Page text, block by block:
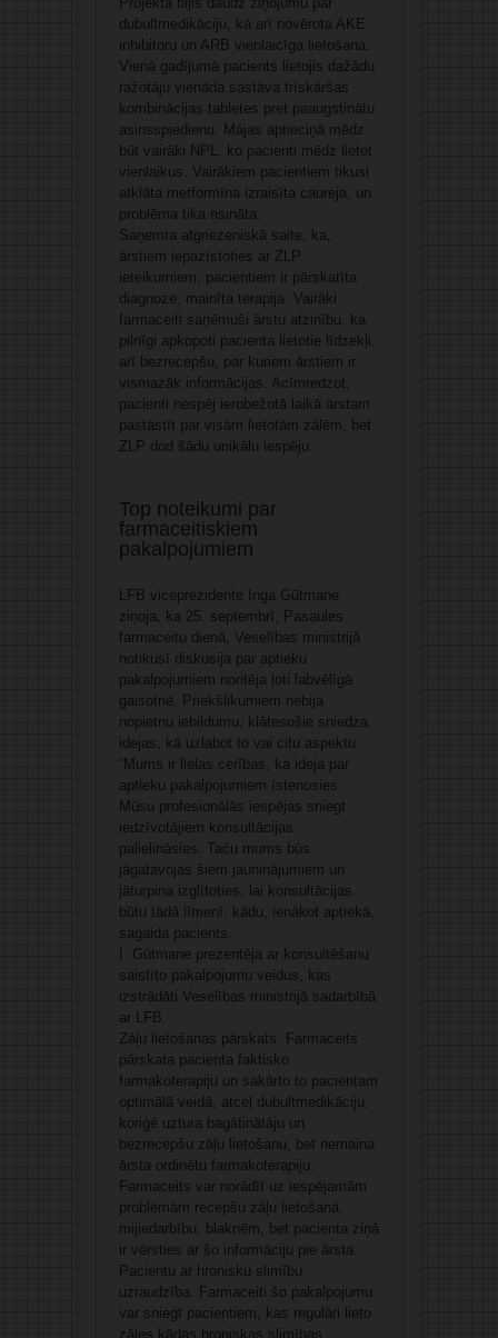
dubultmedikāciju, kā arī novērota AKE
inhibitoru un ARB vienlaicīga lietošana.
Vienā gadījumā pacients lietojis dažādu
ražotāju vienāda sastāva trīskāršas
kombinācijas tabletes pret paaugstinātu
asinsspiedienu. Mājas aptieciņā mēdz
būt vairāki NPL, ko pacienti mēdz lietot
vienlaikus. Vairākiem pacientiem tikusi
atklāta metformīna izraisīta caureja, un
problēma tika risināta.
Saņemta atgriezeniskā saite, ka,
ārstiem iepazīstoties ar ZLP
ieteikumiem, pacientiem ir pārskatīta
diagnoze, mainīta terapija. Vairāki
farmaceiti saņēmuši ārstu atzinību, ka
pilnīgi apkopoti pacienta lietotie līdzekļi,
arī bezrecepšu, par kuriem ārstiem ir
vismazāk informācijas. Acīmredzot,
pacienti nespēj ierobežotā laikā ārstam
pastāstīt par visām lietotām zālēm, bet
ZLP dod šādu unikālu iespēju.
Top noteikumi par
farmaceitiskiem
pakalpojumiem
LFB viceprezidente Inga Gūtmane
ziņoja, ka 25. septembrī, Pasaules
farmaceitu dienā, Veselības ministrijā
notikusī diskusija par aptieku
pakalpojumiem noritēja ļoti labvēlīgā
gaisotnē. Priekšlikumiem nebija
nopietnu iebildumu, klātesošie sniedza
idejas, kā uzlabot to vai citu aspektu.
“Mums ir lielas cerības, ka ideja par
aptieku pakalpojumiem īstenosies.
Mūsu profesionālās iespējas sniegt
iedzīvotājiem konsultācijas
palielināsies. Taču mums būs
jāgatavojas šiem jauninājumiem un
jāturpina izglītoties, lai konsultācijas
būtu tādā līmenī, kādu, ienākot aptiekā,
sagaida pacients.
I. Gūtmane prezentēja ar konsultēšanu
saistīto pakalpojumu veidus, kas
izstrādāti Veselības mi­nistrijā sadarbībā
ar LFB.
Zāļu lietošanas pārskats. Farmaceits
pār­skata pacienta faktisko
farmakoterapiju un sakārto to pacientam
optimālā veidā, atceļ dubultmedikāciju,
koriģē uztura bagātinātāju un
bezrecepšu zāļu lietošanu, bet nemaina
ārsta ordinētu farmakoterapiju.
Farmaceits var norādīt uz iespējamām
problēmām recepšu zāļu lietošanā,
mijiedarbību, blaknēm, bet pacienta ziņā
ir vērsties ar šo informāciju pie ārsta.
Pacientu ar hronisku slimību
uzraudzība. Farmaceiti šo pakalpojumu
var sniegt pacientiem, kas regulāri lieto
zāles kādas hroniskas slimības